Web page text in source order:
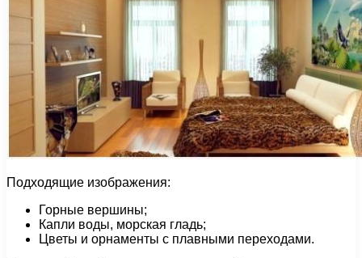
Подходящие изображения:
Горные вершины;
Капли воды, морская гладь;
Цветы и орнаменты с плавными переходами.